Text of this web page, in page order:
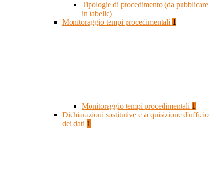
Tipologie di procedimento (da pubblicare
in tabelle)
Monitoraggio tempi procedimentali 1
Monitoraggio tempi procedimentali 1
Dichiarazioni sostitutive e acquisizione d'ufficio
dei dati 1